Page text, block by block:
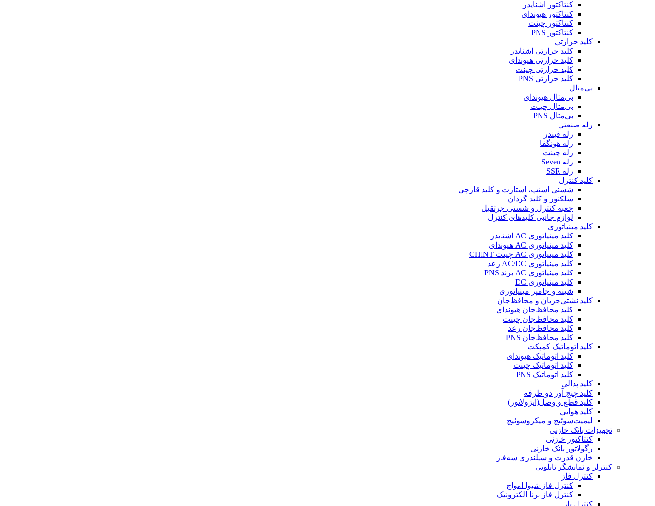
کنتاکتور اشنایدر
کنتاکتور هیوندای
کنتاکتور چینت
کنتاکتور PNS
کلید حرارتی
کلید حرارتی اشنایدر
کلید حرارتی هیوندای
کلید حرارتی چینت
کلید حرارتی PNS
بی‌متال
بی‌متال هیوندای
بی‌متال چینت
بی‌متال PNS
رله صنعتی
رله فیندر
رله هونگفا
رله چینت
رله Seven
رله SSR
کلید کنترل
شستی استپ، استارت و کلید قارچی
سلکتور و کلید گردان
جعبه کنترل و شستی جرثقیل
لوازم جانبی کلیدهای کنترل
کلید مینیاتوری
کلید مینیاتوری AC اشنایدر
کلید مینیاتوری AC هیوندای
کلید مینیاتوری AC چینت CHINT
کلید مینیاتوری AC/DC رعد
کلید مینیاتوری AC برند PNS
کلید مینیاتوری DC
شینه و جامپر مینیاتوری
کلید نشتی‌جریان و محافظ‌جان
کلید محافظ‌جان هیوندای
کلید محافظ‌جان چینت
کلید محافظ‌جان رعد
کلید محافظ‌جان PNS
کلید اتوماتیک کمپکت
کلید اتوماتیک هیوندای
کلید اتوماتیک چینت
کلید اتوماتیک PNS
کلید پدالی
کلید چنج آور دو طرفه
کلید قطع و وصل(ایزولاتور)
کلید هوایی
لیمیت‌سوئیچ و میکروسوئیچ
تجهیزات بانک خازنی
کنتاکتور خازنی
رگولاتور بانک خازنی
خازن قدرت و سیلندری سه‌فاز
کنترلر و نمایشگر تابلویی
کنترل فاز
کنترل فاز شیوا امواج
کنترل فاز برنا الکترونیک
کنترل بار